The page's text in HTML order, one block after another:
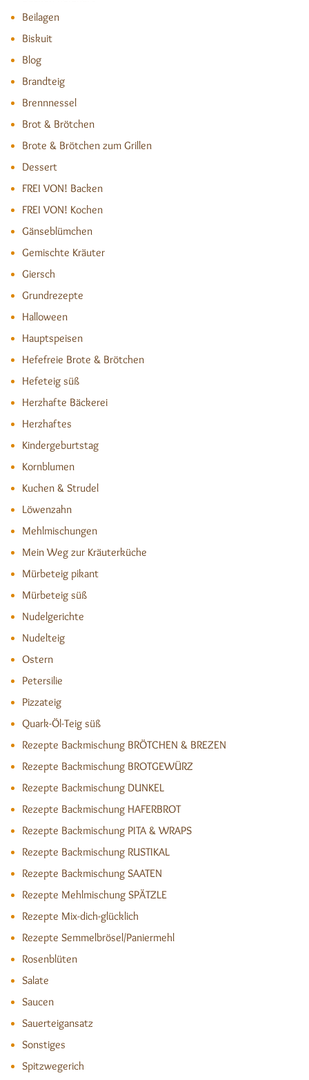
Beilagen
Biskuit
Blog
Brandteig
Brennnessel
Brot & Brötchen
Brote & Brötchen zum Grillen
Dessert
FREI VON! Backen
FREI VON! Kochen
Gänseblümchen
Gemischte Kräuter
Giersch
Grundrezepte
Halloween
Hauptspeisen
Hefefreie Brote & Brötchen
Hefeteig süß
Herzhafte Bäckerei
Herzhaftes
Kindergeburtstag
Kornblumen
Kuchen & Strudel
Löwenzahn
Mehlmischungen
Mein Weg zur Kräuterküche
Mürbeteig pikant
Mürbeteig süß
Nudelgerichte
Nudelteig
Ostern
Petersilie
Pizzateig
Quark-Öl-Teig süß
Rezepte Backmischung BRÖTCHEN & BREZEN
Rezepte Backmischung BROTGEWÜRZ
Rezepte Backmischung DUNKEL
Rezepte Backmischung HAFERBROT
Rezepte Backmischung PITA & WRAPS
Rezepte Backmischung RUSTIKAL
Rezepte Backmischung SAATEN
Rezepte Mehlmischung SPÄTZLE
Rezepte Mix-dich-glücklich
Rezepte Semmelbrösel/Paniermehl
Rosenblüten
Salate
Saucen
Sauerteigansatz
Sonstiges
Spitzwegerich